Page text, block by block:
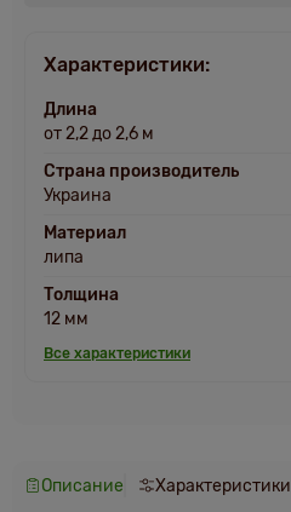
Характеристики:
Длина
от 2,2 до 2,6 м
Страна производитель
Украина
Материал
липа
Толщина
12 мм
Все характеристики
Описание Характеристики